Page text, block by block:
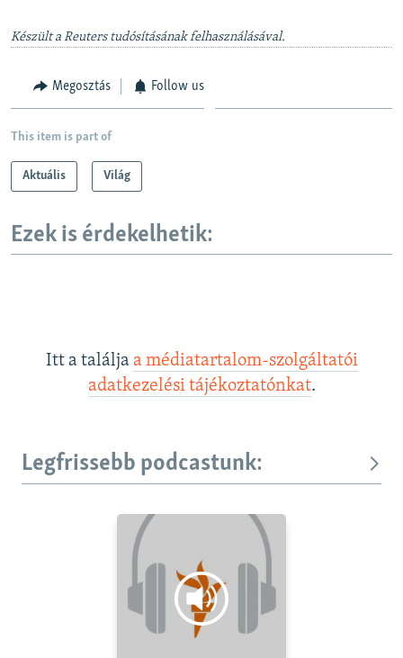
720p 1080p
Készült a Reuters tudósításának felhasználásával.
Megosztás Follow us
This item is part of
Aktuális Világ
Ezek is érdekelhetik:
Itt a találja a médiatartalom-szolgáltatói
adatkezelési tájékoztatónkat.
Legfrissebb podcastunk: